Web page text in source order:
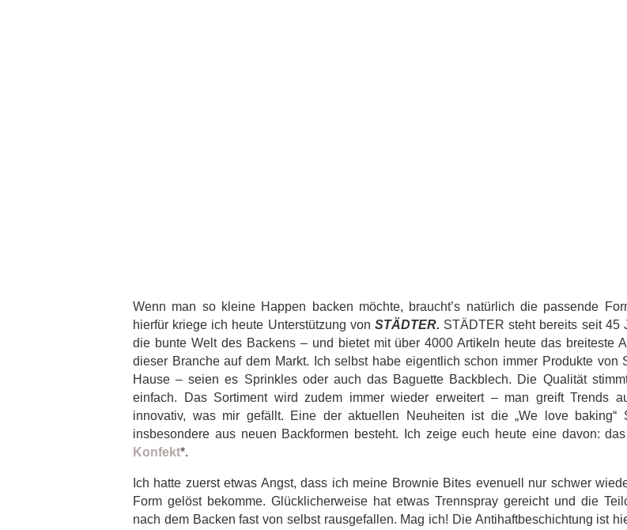
Wenn man so kleine Happen backen möchte, braucht’s natürlich die passende
hierfür kriege ich heute Unterstützung von STÄDTER. STÄDTER steht bereits seit 45
die bunte Welt des Backens – und bietet mit über 4000 Artikeln heute das breiteste
dieser Branche auf dem Markt. Ich selbst habe eigentlich schon immer Produkte von
Hause – seien es Sprinkles oder auch das Baguette Backblech. Die Qualität
einfach. Das Sortiment wird zudem immer wieder erweitert – man greift Trends
innovativ, was mir gefällt. Eine der aktuellen Neuheiten ist die „We love baking“
insbesondere aus neuen Backformen besteht. Ich zeige euch heute eine davon: das
Konfekt*.
Ich hatte zuerst etwas Angst, dass ich meine Brownie Bites evenuell nur schwer
Form gelöst bekomme. Glücklicherweise hat etwas Trennspray gereicht und die
nach dem Backen fast von selbst rausgefallen. Mag ich! Die Antihaftbeschichtung ist